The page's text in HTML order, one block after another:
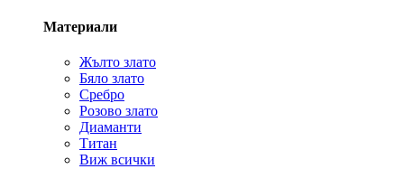
Материали
Жълто злато
Бяло злато
Сребро
Розово злато
Диаманти
Титан
Виж всички